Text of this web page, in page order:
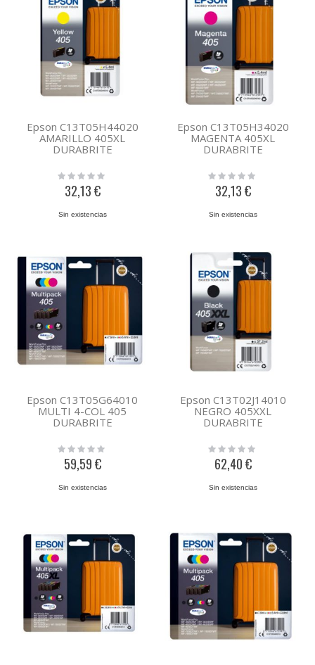
Epson C13T05H44020
AMARILLO 405XL
DURABRITE
Rating:
32,13 €
Sin existencias
Epson C13T05H34020
MAGENTA 405XL
DURABRITE
Rating:
32,13 €
Sin existencias
Epson C13T05G64010
MULTI 4-COL 405
DURABRITE
Rating:
59,59 €
Sin existencias
Epson C13T02J14010
NEGRO 405XXL
DURABRITE
Rating:
62,40 €
Sin existencias